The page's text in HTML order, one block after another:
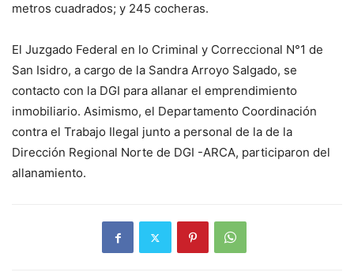
metros cuadrados; y 245 cocheras.
El Juzgado Federal en lo Criminal y Correccional N°1 de
San Isidro, a cargo de la Sandra Arroyo Salgado, se
contacto con la DGI para allanar el emprendimiento
inmobiliario. Asimismo, el Departamento Coordinación
contra el Trabajo Ilegal junto a personal de la de la
Dirección Regional Norte de DGI -ARCA, participaron del
allanamiento.